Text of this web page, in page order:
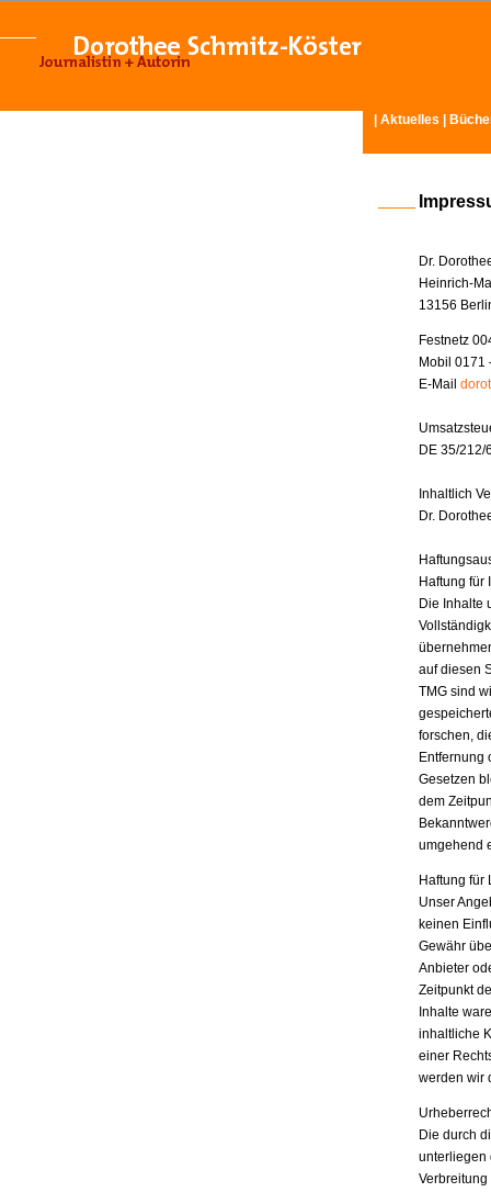
Aktuelles
Dr.
Heinrich-
13156
Festnetz
Mobil 0171
E-Mail
DE 35/212/
Inhaltlich
Dr.
Haftung für
Die Inhalte
auf diesen
TMG sind
forschen,
Entfernung
Gesetzen
dem
umgehend
Haftung für
Unser
keinen
Gewähr
Anbieter
Zeitpunkt
Inhalte
inhaltliche
einer
werden wir
Die durch
unterliegen